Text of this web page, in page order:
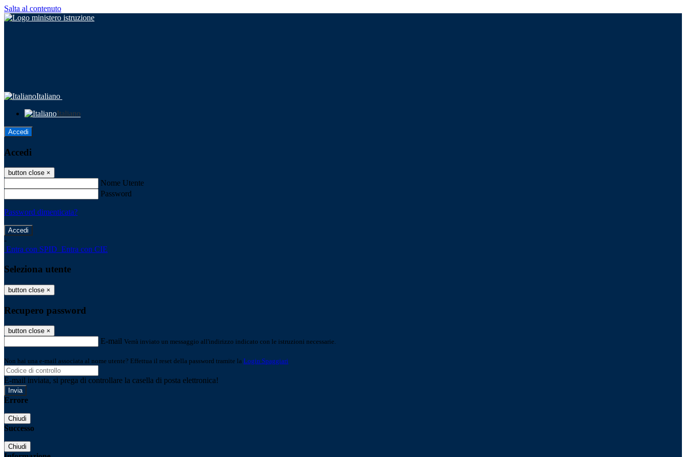
Salta al contenuto
Italiano
Italiano
Accedi
Accedi
button close ×
Nome Utente
Password
Password dimenticata?
-
Entra con SPID Entra con CIE
Seleziona utente
button close ×
Recupero password
button close ×
E-mail Verrà inviato un messaggio all'indirizzo indicato con le istruzioni necessarie.
Non hai una e-mail associata al nome utente? Effettua il reset della password tramite la Login Spaggiari
E-mail inviata, si prega di controllare la casella di posta elettronica!
Errore
Chiudi
Successo
Chiudi